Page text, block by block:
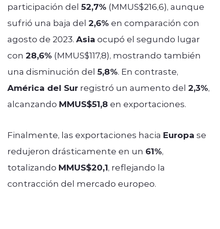
participación del 52,7% (MMUS$216,6), aunque
sufrió una baja del 2,6% en comparación con
agosto de 2023. Asia ocupó el segundo lugar
con 28,6% (MMUS$117,8), mostrando también
una disminución del 5,8%. En contraste,
América del Sur registró un aumento del 2,3%,
alcanzando MMUS$51,8 en exportaciones.
Finalmente, las exportaciones hacia Europa se
redujeron drásticamente en un 61%,
totalizando MMUS$20,1, reflejando la
contracción del mercado europeo.